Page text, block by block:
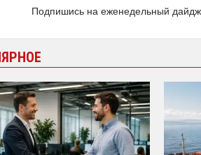
Подпишись на еженедельный